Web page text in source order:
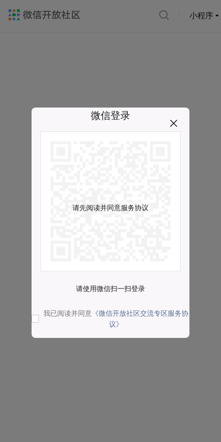
小程序
微信登录
请先阅读并同意服务协议
请使用微信扫一扫登录
我已阅读并同意 《微信开放社区交流专区服务协
议》